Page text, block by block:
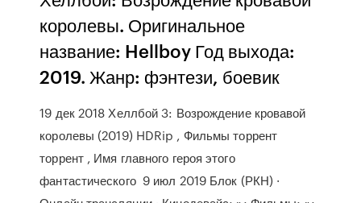
королевы. Оригинальное
название: Hellboy Год выхода:
2019. Жанр: фэнтези, боевик
19 дек 2018 Хеллбой 3: Возрождение кровавой
королевы (2019) HDRip , Фильмы торрент
торрент , Имя главного героя этого
фантастического 9 июл 2019 Блок (РКН) ·